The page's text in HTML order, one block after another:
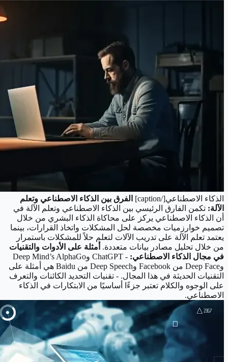
الذكاء الاصطناعي[/caption]
الفرق بين الذكاء الاصطناعي وتعلم
الآلة: تكمن الفارق الرئيسي بين الذكاء الاصطناعي وتعلم الآلة في
أن الذكاء الاصطناعي يركز على محاكاة الذكاء البشري من خلال
تصميم خوارزميات مخصصة لحل المشكلات واتخاذ القرارات، بينما
يعتمد تعلم الآلة على تدريب الآلات لتعلم حلاً للمشكلات باستمرار
من خلال تحليل مصادر بيانات متعددة. أمثلة على الأدوات والتقنيات
في مجال الذكاء الاصطناعي:
- ChatGPT وDeep Mind’s AlphaGo
وDeep Face من Facebook وDeep Speech من Baidu هي أمثلة على
التقنيات الحديثة في هذا المجال. - تقنيات التحديد الكائنات والتعرف
على الوجوه والكلام تعتبر جزءًا أساسيًا من الابتكارات في الذكاء
الاصطناعي.